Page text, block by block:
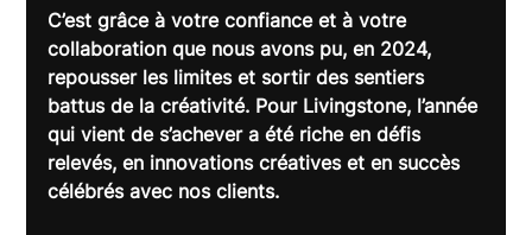
C’est grâce à votre confiance et à votre
collaboration que nous avons pu, en 2024,
repousser les limites et sortir des sentiers
battus de la créativité. Pour Livingstone, l’année
qui vient de s’achever a été riche en défis
relevés, en innovations créatives et en succès
célébrés avec nos clients.